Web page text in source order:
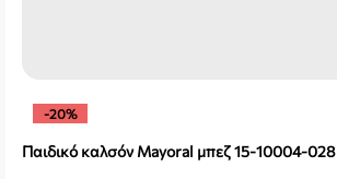
-20%
Παιδικό καλσόν Mayoral μπεζ 15-10004-028